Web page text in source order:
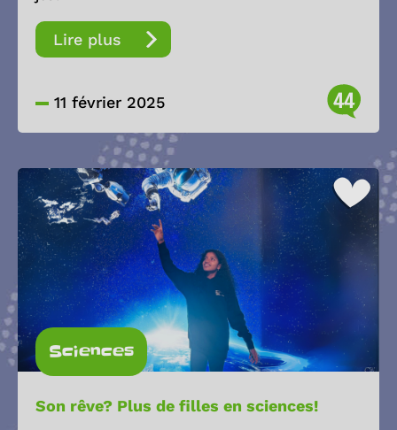
Lire plus
11 février 2025 44
Sciences
Son rêve? Plus de filles en sciences!